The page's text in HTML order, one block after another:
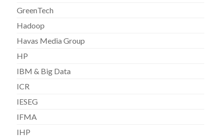
GreenTech
Hadoop
Havas Media Group
HP
IBM & Big Data
ICR
IESEG
IFMA
IHP